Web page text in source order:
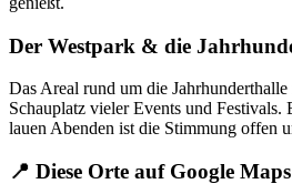
Der Westpark & die
Das Areal rund um die
Schauplatz vieler Events und Festivals.
lauen Abenden ist die Stimmung offen
📍 Diese Orte auf Google Maps